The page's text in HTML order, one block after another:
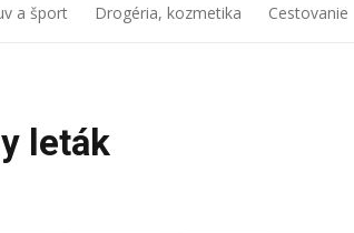
a šport Drogéria, kozmetika Cestovanie
leták